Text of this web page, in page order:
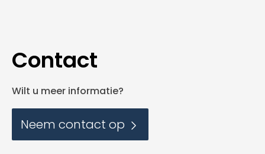
Contact
Wilt u meer informatie?
Neem contact op